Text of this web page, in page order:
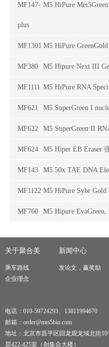
MF147-
plus
MF1301
MF380
MF1111
MF621
MF622
MF624 M5 Hiper EB Eraser
MF143 M5 50x TAE DNA
MF1122
MF760 M5 Hipure
关于聚合美
乘车路线
企业理念
新闻中心
发论文，赢奖励
电话：010-59724293、13811994670
邮箱：order@mei5bio.com
地址：北京市昌平区回龙观龙域北街10
层422-425室（创集合大楼）